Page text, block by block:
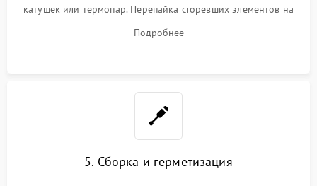
катушек или термопар. Перепайка сгоревших элементов на
дорожек. Очистка контактов и замена поврежденной
Подробнее
5. Сборка и герметизация